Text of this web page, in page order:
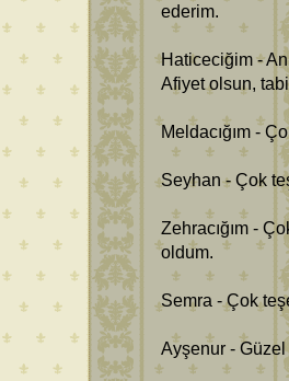
ederim.
Haticeciğim -
Afiyet olsun,
Meldacığım -
Seyhan - Çok
Zehracığım -
oldum.
Semra - Çok
Ayşenur -